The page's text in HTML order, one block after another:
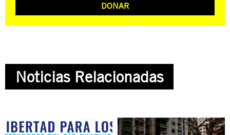
DONAR
Noticias Relacionadas